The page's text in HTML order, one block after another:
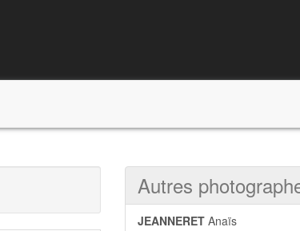
Autres
JEANNERET Anaïs